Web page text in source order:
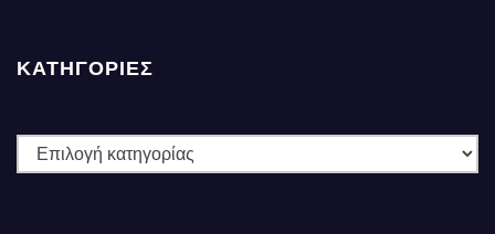
ΚΑΤΗΓΟΡΙΕΣ
ΚΑΤΗΓΟΡΙΕΣ